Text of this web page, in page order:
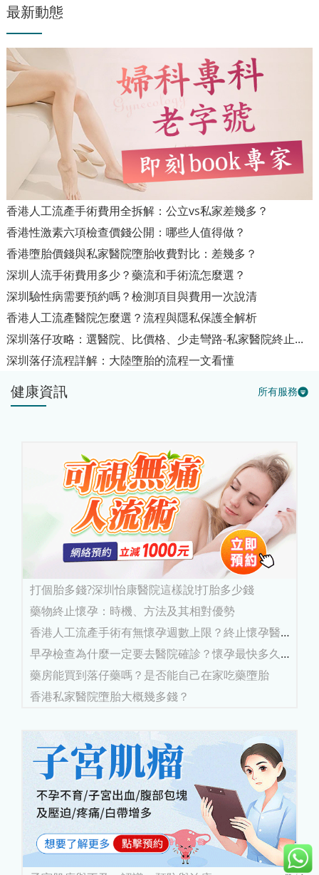
最新動態
香港人工流產手術費用全拆解：公立vs私家差幾多？
香港性激素六項檢查價錢公開：哪些人值得做？
香港墮胎價錢與私家醫院墮胎收費對比：差幾多？
深圳人流手術費用多少？藥流和手術流怎麼選？
深圳驗性病需要預約嗎？檢測項目與費用一次說清
香港人工流產醫院怎麼選？流程與隱私保護全解析
深圳落仔攻略：選醫院、比價格、少走彎路-私家醫院終止...
深圳落仔流程詳解：大陸墮胎的流程一文看懂
健康資訊
所有服務
打個胎多錢?深圳怡康醫院這樣說!打胎多少錢
藥物終止懷孕：時機、方法及其相對優勢
香港人工流產手術有無懷孕週數上限？終止懷孕醫
院...
早孕檢查為什麼一定要去醫院確診？懷孕最快多久
有...
藥房能買到落仔藥嗎？是否能自己在家吃藥墮胎
香港私家醫院墮胎大概幾多錢？